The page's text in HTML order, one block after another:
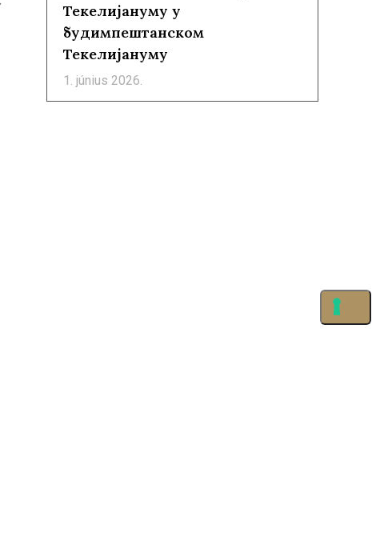
Текелијануму у
будимпештанском
Текелијануму
1. június 2026.